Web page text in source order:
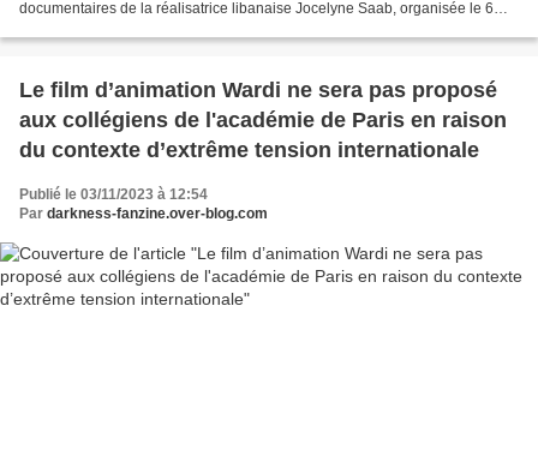
documentaires de la réalisatrice libanaise Jocelyne Saab, organisée le 6
Le film d’animation Wardi ne sera pas proposé
aux collégiens de l'académie de Paris en raison
du contexte d’extrême tension internationale
Publié le 03/11/2023 à 12:54
Par darkness-fanzine.over-blog.com